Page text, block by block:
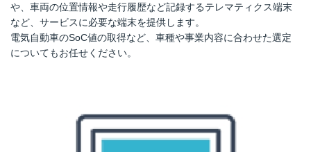
や、車両の位置情報や走行履歴など記録するテレマティクス端末
など、サービスに必要な端末を提供します。
電気自動車のSoC値の取得など、車種や事業内容に合わせた選定
についてもお任せください。